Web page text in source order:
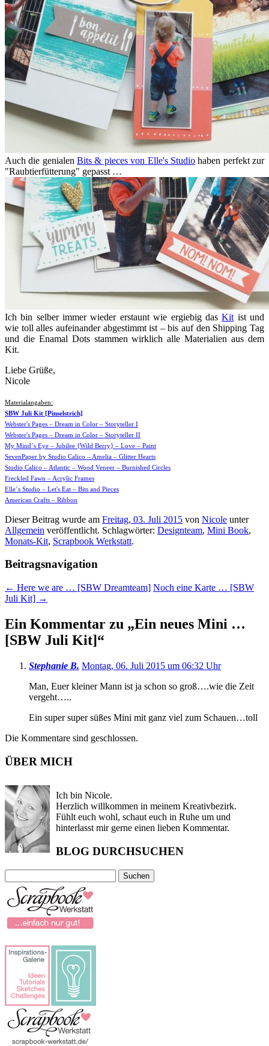
Auch die genialenBits & pieces von Elle's Studiohaben perfekt zur
"Raubtierfütterung" gepasst …
Ich bin selber immer wieder erstaunt wie ergiebig dasKit ist und
wie toll alles aufeinander abgestimmt ist – bis auf den Shipping Tag
und die Enamal Dots stammen wirklich alle Materialien aus dem
Kit.
Liebe Grüße,
Nicole
Materialangaben:
SBW Juli Kit [Pinselstrich]
Webster's Pages – Dream in Color – Storyteller I
Webster's Pages – Dream in Color – Storyteller II
My Mind´s Eye – Jubilee {Wild Berry} – Love – Paint
SevenPaper by Studio Calico – Amelia – Glitter Hearts
Studio Calico – Atlantic – Wood Veneer – Burnished Circles
Freckled Fawn – Acrylic Frames
Elle´s Studio – Let's Eat – Bits and Pieces
American Crafts – Ribbon
Dieser Beitrag wurde am Freitag, 03. Juli 2015 von Nicole unter
Allgemein veröffentlicht. Schlagwörter: Designteam, Mini Book,
Monats-Kit, Scrapbook Werkstatt.
Beitragsnavigation
← Here we are … [SBW Dreamteam] Noch eine Karte … [SBW
Juli Kit] →
Ein Kommentar zu „Ein neues Mini …
[SBW Juli Kit]“
Stephanie B. Montag, 06. Juli 2015 um 06:32 Uhr
Man, Euer kleiner Mann ist ja schon so groß….wie die Zeit
vergeht…..
Ein super super süßes Mini mit ganz viel zum Schauen…toll
Die Kommentare sind geschlossen.
ÜBER MICH
Ich bin Nicole.
Herzlich willkommen in meinem Kreativbezirk.
Fühlt euch wohl, schaut euch in Ruhe um und
hinterlasst mir gerne einen lieben Kommentar.
BLOG DURCHSUCHEN
nach: